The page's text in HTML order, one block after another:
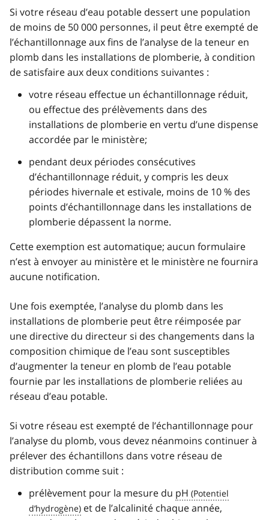
Si votre réseau d’eau potable dessert une population
de moins de 50 000 personnes, il peut être exempté de
l’échantillonnage aux fins de l’analyse de la teneur en
plomb dans les installations de plomberie, à condition
de satisfaire aux deux conditions suivantes :
votre réseau effectue un échantillonnage réduit,
ou effectue des prélèvements dans des
installations de plomberie en vertu d’une dispense
accordée par le ministère;
pendant deux périodes consécutives
d’échantillonnage réduit, y compris les deux
périodes hivernale et estivale, moins de 10 % des
points d’échantillonnage dans les installations de
plomberie dépassent la norme.
Cette exemption est automatique; aucun formulaire
n’est à envoyer au ministère et le ministère ne fournira
aucune notification.
Une fois exemptée, l’analyse du plomb dans les
installations de plomberie peut être réimposée par
une directive du directeur si des changements dans la
composition chimique de l’eau sont susceptibles
d’augmenter la teneur en plomb de l’eau potable
fournie par les installations de plomberie reliées au
réseau d’eau potable.
Si votre réseau est exempté de l’échantillonnage pour
l’analyse du plomb, vous devez néanmoins continuer à
prélever des échantillons dans votre réseau de
distribution comme suit :
prélèvement pour la mesure du pH
et de l’alcalinité chaque année,